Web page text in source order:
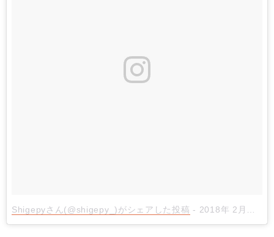
Shigepyさん(@shigepy_)がシェアした投稿 - 2018年 2月月23日午後7時55分PST